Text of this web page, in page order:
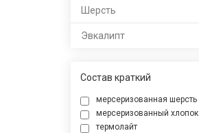
Шерсть
Эвкалипт
Состав краткий
мерсеризованная шерсть
мерсеризованный хлопок
термолайт